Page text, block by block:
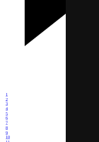
1
2
3
4
5
6
7
8
9
10